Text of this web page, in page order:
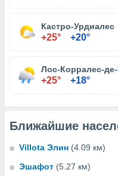
Кастро-Урдиалес
+25° +20°
Лос-Корралес-
+25° +18°
Ближайшие
Villota Элин (4.09 км)
Эшафот (5.27 км)